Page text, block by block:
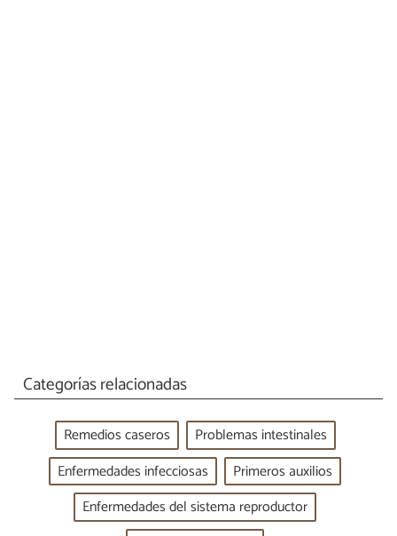
Categorías relacionadas
Remedios caseros
Problemas intestinales
Enfermedades infecciosas
Primeros auxilios
Enfermedades del sistema reproductor